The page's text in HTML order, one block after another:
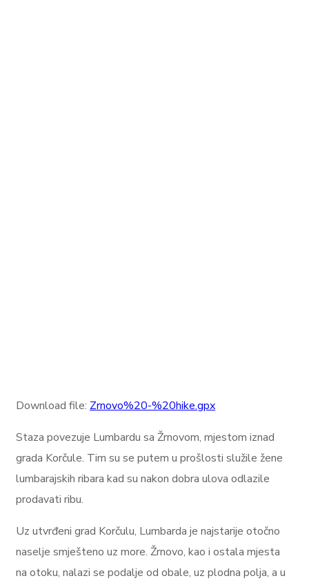
Download file: Zrnovo%20-%20hike.gpx
Staza povezuje Lumbardu sa Žrnovom, mjestom iznad
grada Korčule. Tim su se putem u prošlosti služile žene
lumbarajskih ribara kad su nakon dobra ulova odlazile
prodavati ribu.
Uz utvrđeni grad Korčulu, Lumbarda je najstarije otočno
naselje smješteno uz more. Žrnovo, kao i ostala mjesta
na otoku, nalazi se podalje od obale, uz plodna polja, a u